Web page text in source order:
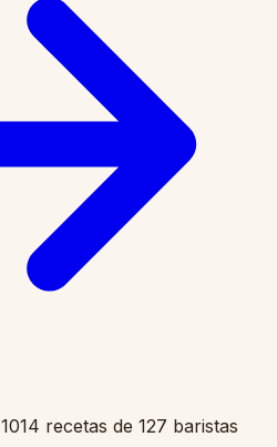
1014 recetas de 127 baristas